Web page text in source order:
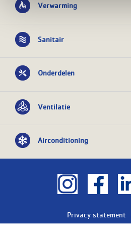
Verwarming
Sanitair
Onderdelen
Ventilatie
Airconditioning
Privacy statement